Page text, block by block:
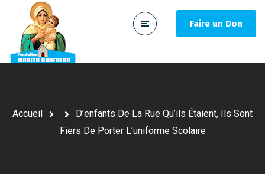
Faire un Don
Accueil
D’enfants De La Rue Qu’ils Étaient, Ils Sont
Fiers De Porter L’uniforme Scolaire